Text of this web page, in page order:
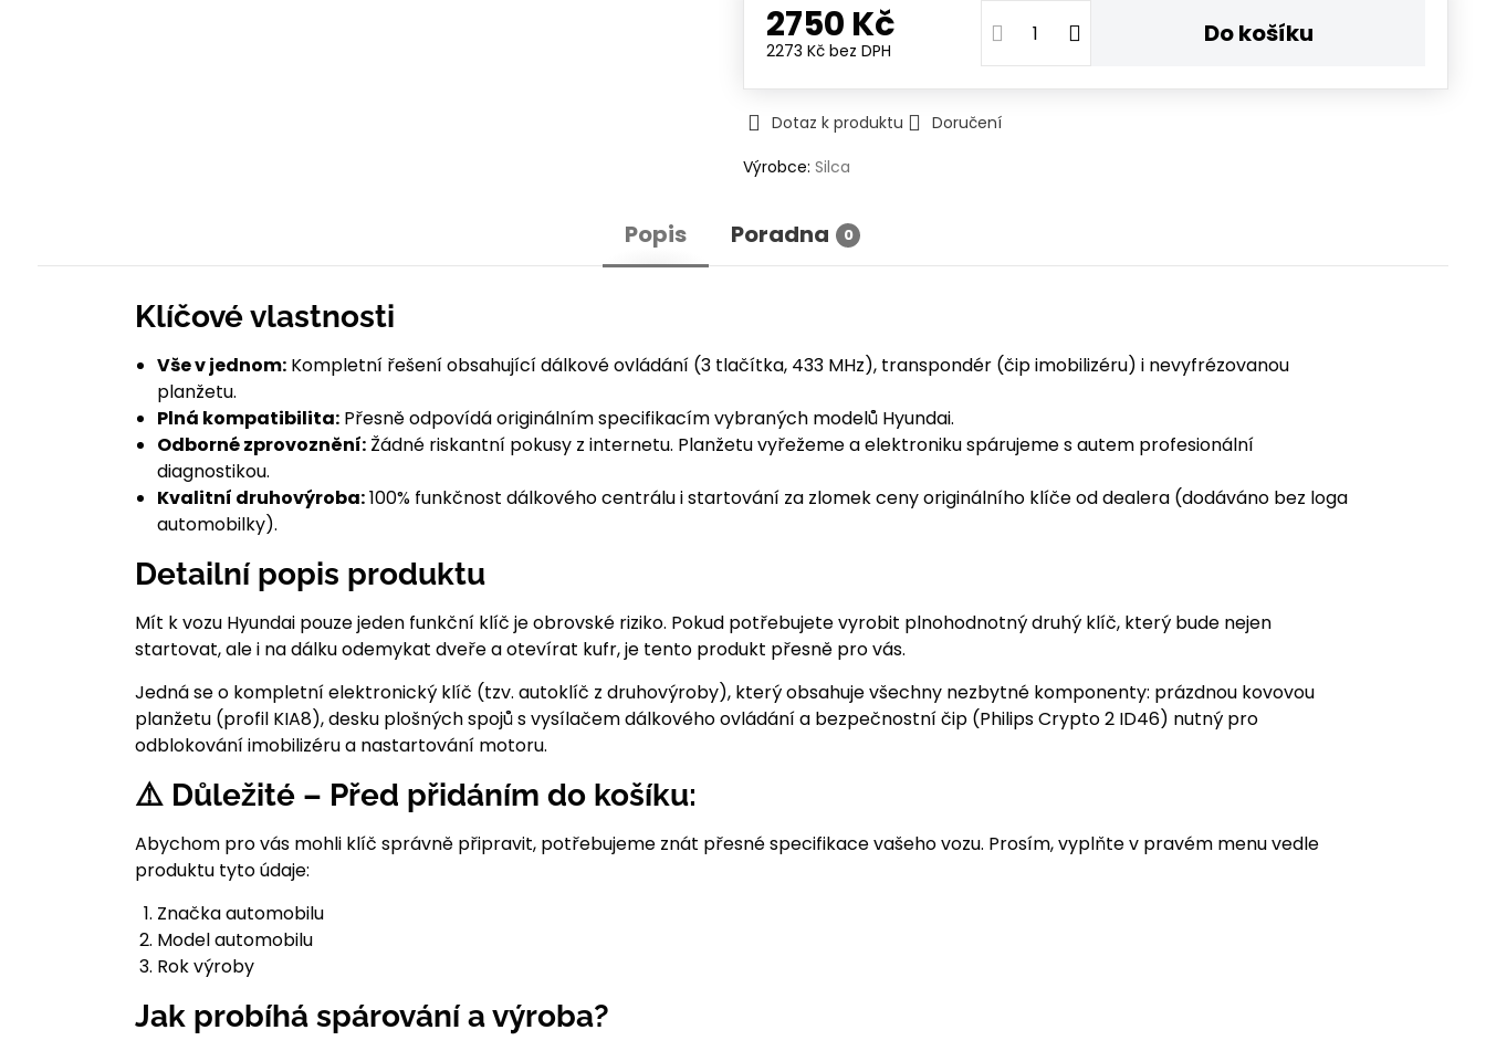
2750 Kč
2273 Kč bez DPH
Do košíku
Dotaz k produktu
Doručení
Výrobce: Silca
Popis Poradna 0
Klíčové vlastnosti
Vše v jednom:Kompletní řešení obsahující dálkové ovládání (3 tlačítka, 433 MHz), transpondér (čip imobilizéru) i nevyfrézovanou
planžetu.
Plná kompatibilita:Přesně odpovídá originálním specifikacím vybraných modelů Hyundai.
Odborné zprovoznění:Žádné riskantní pokusy z internetu. Planžetu vyřežeme a elektroniku spárujeme s autem profesionální
diagnostikou.
Kvalitní druhovýroba:100% funkčnost dálkového centrálu i startování za zlomek ceny originálního klíče od dealera (dodáváno bez loga
automobilky).
Detailní popis produktu
Mít k vozu Hyundai pouze jeden funkční klíč je obrovské riziko. Pokud potřebujete vyrobit plnohodnotný druhý klíč, který bude nejen
startovat, ale i na dálku odemykat dveře a otevírat kufr, je tento produkt přesně pro vás.
Jedná se o kompletní elektronický klíč (tzv. autoklíč z druhovýroby), který obsahuje všechny nezbytné komponenty: prázdnou kovovou
planžetu (profil KIA8), desku plošných spojů s vysílačem dálkového ovládání a bezpečnostní čip (Philips Crypto 2 ID46) nutný pro
odblokování imobilizéru a nastartování motoru.
⚠️ Důležité – Před přidáním do košíku:
Abychom pro vás mohli klíč správně připravit, potřebujeme znát přesné specifikace vašeho vozu. Prosím, vyplňte v pravém menu vedle
produktu tyto údaje:
Značka automobilu
Model automobilu
Rok výroby
Jak probíhá spárování a výroba?